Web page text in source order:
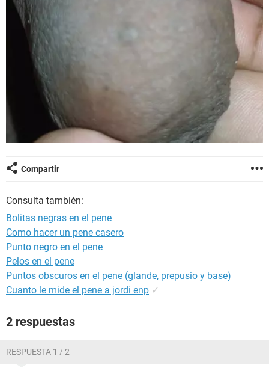
Compartir
Consulta también:
Bolitas negras en el pene
Como hacer un pene casero
Punto negro en el pene
Pelos en el pene
Puntos obscuros en el pene (glande, prepusio y base)
Cuanto le mide el pene a jordi enp ✓
2 respuestas
RESPUESTA 1 / 2